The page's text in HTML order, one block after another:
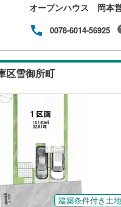
見学する（無
にご案内が
が可能 ※定休
ます。・車で
ドシートのご
住宅ローン・
歓迎です！年
件:当社のみ、
ディベロップ
オープンハウス 岡本
0078-6014-56925
区雪御所町
建築条件付き土地